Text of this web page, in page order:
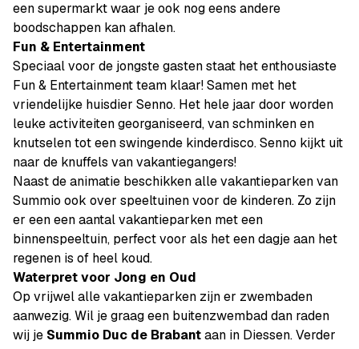
een supermarkt waar je ook nog eens andere
boodschappen kan afhalen.
Fun & Entertainment
Speciaal voor de jongste gasten staat het enthousiaste
Fun & Entertainment team klaar! Samen met het
vriendelijke huisdier Senno. Het hele jaar door worden
leuke activiteiten georganiseerd, van schminken en
knutselen tot een swingende kinderdisco. Senno kijkt uit
naar de knuffels van vakantiegangers!
Naast de animatie beschikken alle vakantieparken van
Summio ook over speeltuinen voor de kinderen. Zo zijn
er een een aantal vakantieparken met een
binnenspeeltuin, perfect voor als het een dagje aan het
regenen is of heel koud.
Waterpret voor Jong en Oud
Op vrijwel alle vakantieparken zijn er zwembaden
aanwezig. Wil je graag een buitenzwembad dan raden
wij je Summio Duc de Brabantaan in Diessen. Verder